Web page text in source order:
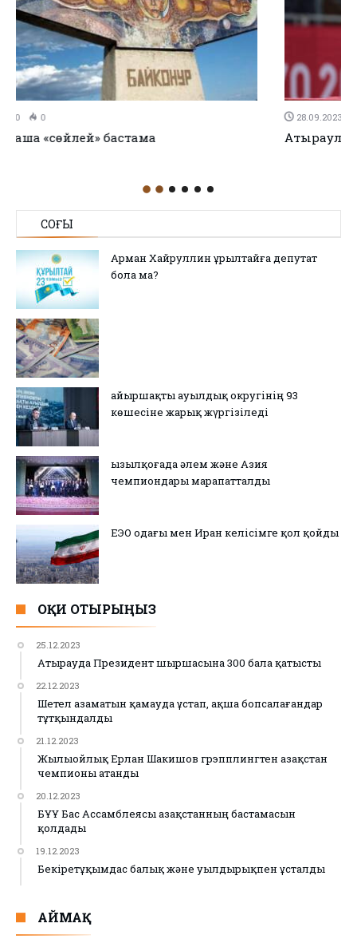
28.09.2023
Атыраулық Жансель Дениз – қола жүлдегер
СОҢҒЫ
Арман Хайруллин Құрылтайға депутат
бола ма?
Қайыршақты ауылдық округінің 93
көшесіне жарық жүргізіледі
Қызылқоғада әлем және Азия
чемпиондары марапатталды
ЕЭО одағы мен Иран келісімге қол қойды
ОҚИ ОТЫРЫҢЫЗ
25.12.2023
Атырауда Президент шыршасына 300 бала қатысты
22.12.2023
Шетел азаматын қамауда ұстап, ақша бопсалағандар
тұтқындалды
21.12.2023
Жылыойлық Ерлан Шакишов грэпплингтен Қазақстан
чемпионы атанды
20.12.2023
БҰҰ Бас Ассамблеясы Қазақстанның бастамасын
қолдады
19.12.2023
Бекіретұқымдас балық және уылдырықпен ұсталды
АЙМАҚ